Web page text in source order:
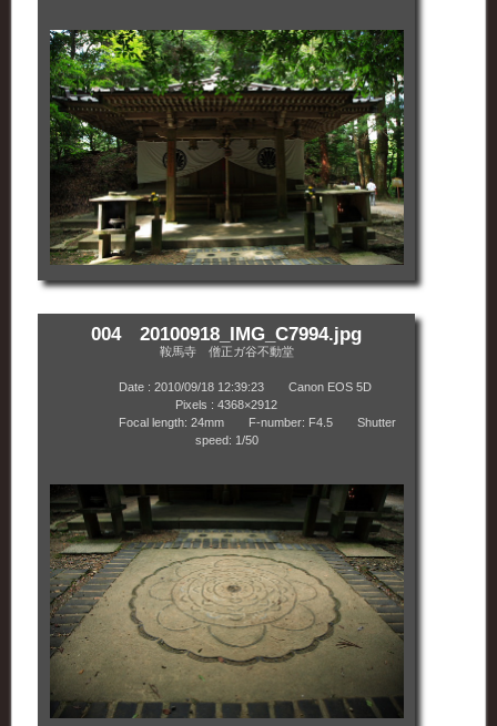
004 20100918_IMG_C7994.jpg
鞍馬寺 僧正ガ谷不動堂
Date : 2010/09/18 12:39:23 Canon EOS 5D
Pixels : 4368×2912
Focal length: 24mm F-number: F4.5 Shutter
speed: 1/50